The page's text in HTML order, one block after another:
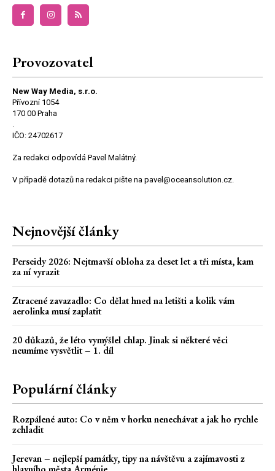
Provozovatel
New Way Media, s.r.o.
Přívozní 1054
170 00 Praha
.
IČO: 24702617
Za redakci odpovídá Pavel Malátný.
V případě dotazů na redakci pište na pavel@oceansolution.cz.
Nejnovější články
Perseidy 2026: Nejtmavší obloha za deset let a tři místa, kam
za ní vyrazit
Ztracené zavazadlo: Co dělat hned na letišti a kolik vám
aerolinka musí zaplatit
20 důkazů, že léto vymýšlel chlap. Jinak si některé věci
neumíme vysvětlit – 1. díl
Populární články
Rozpálené auto: Co v něm v horku nenechávat a jak ho rychle
zchladit
Jerevan – nejlepší památky, tipy na návštěvu a zajímavosti z